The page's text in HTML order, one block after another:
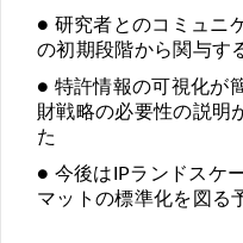
● 研究者とのコミュニ
の初期段階から関与す
● 特許情報の可視化が
財戦略の必要性の説明
た
● 今後はIPランドスケ
マットの標準化を図る